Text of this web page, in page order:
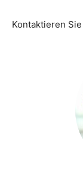
Kontaktieren